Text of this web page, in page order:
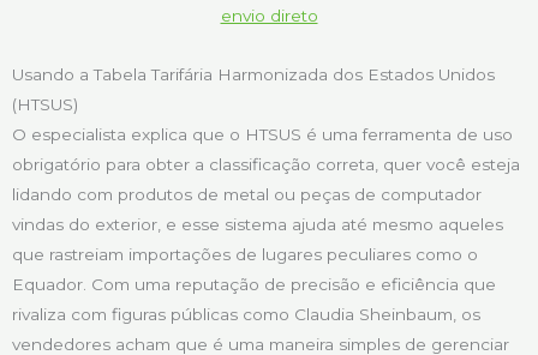
envio direto
Usando a Tabela Tarifária Harmonizada dos Estados Unidos
(HTSUS)
O especialista explica que o HTSUS é uma ferramenta de uso
obrigatório para obter a classificação correta, quer você esteja
lidando com produtos de metal ou peças de computador
vindas do exterior, e esse sistema ajuda até mesmo aqueles
que rastreiam importações de lugares peculiares como o
Equador. Com uma reputação de precisão e eficiência que
rivaliza com figuras públicas como Claudia Sheinbaum, os
vendedores acham que é uma maneira simples de gerenciar